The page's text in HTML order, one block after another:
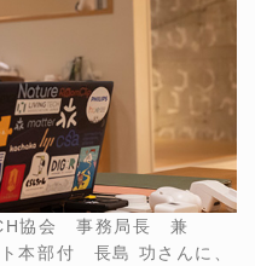
協会 事務局長 兼
本部付 長島 功さんに、